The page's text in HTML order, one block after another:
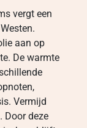
vergt een
aan op
De warmte
Vermijd
Door deze